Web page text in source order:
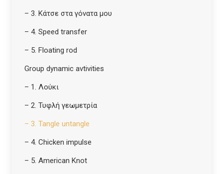
– 3. Κάτσε στα γόνατα μου
– 4. Speed transfer
– 5. Floating rod
Group dynamic avtivities
– 1. Λούκι
– 2. Τυφλή γεωμετρία
– 3. Tangle untangle
– 4. Chicken impulse
– 5. American Knot